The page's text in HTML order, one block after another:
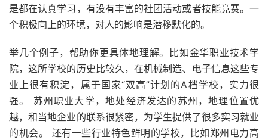
是都在认真学习，有没有丰富的社团活动或者技能竞赛。一
个积极向上的环境，对人的影响是潜移默化的。
举几个例子，帮助你更具体地理解。比如金华职业技术学
院，这所学校的历史比较久，在机械制造、电子信息这些专
业上很有积淀，属于国家“双高”计划的A档学校，实力很
强。 苏州职业大学，地处经济发达的苏州，地理位置优
越，和当地企业的联系很紧密，为学生提供了很多实习就业
的机会。 还有一些行业特色鲜明的学校，比如郑州电力高